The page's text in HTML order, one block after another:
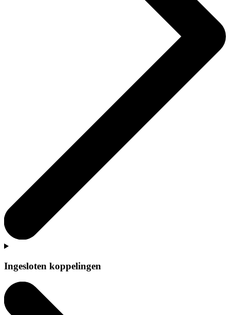
Ingesloten koppelingen